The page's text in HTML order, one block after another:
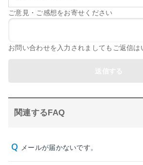
ご意見・ご感想をお寄せください
お問い合わせを入力されましてもご返信は
関連するFAQ
メールが届かないです。